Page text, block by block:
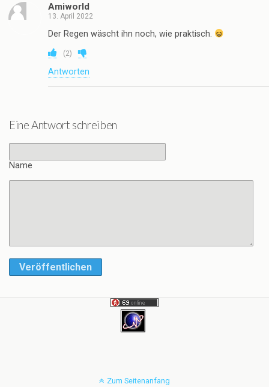
Amiworld
13. April 2022
Der Regen wäscht ihn noch, wie praktisch.
(2)
Antworten
Eine Antwort schreiben
Name
Veröffentlichen
Zum Seitenanfang